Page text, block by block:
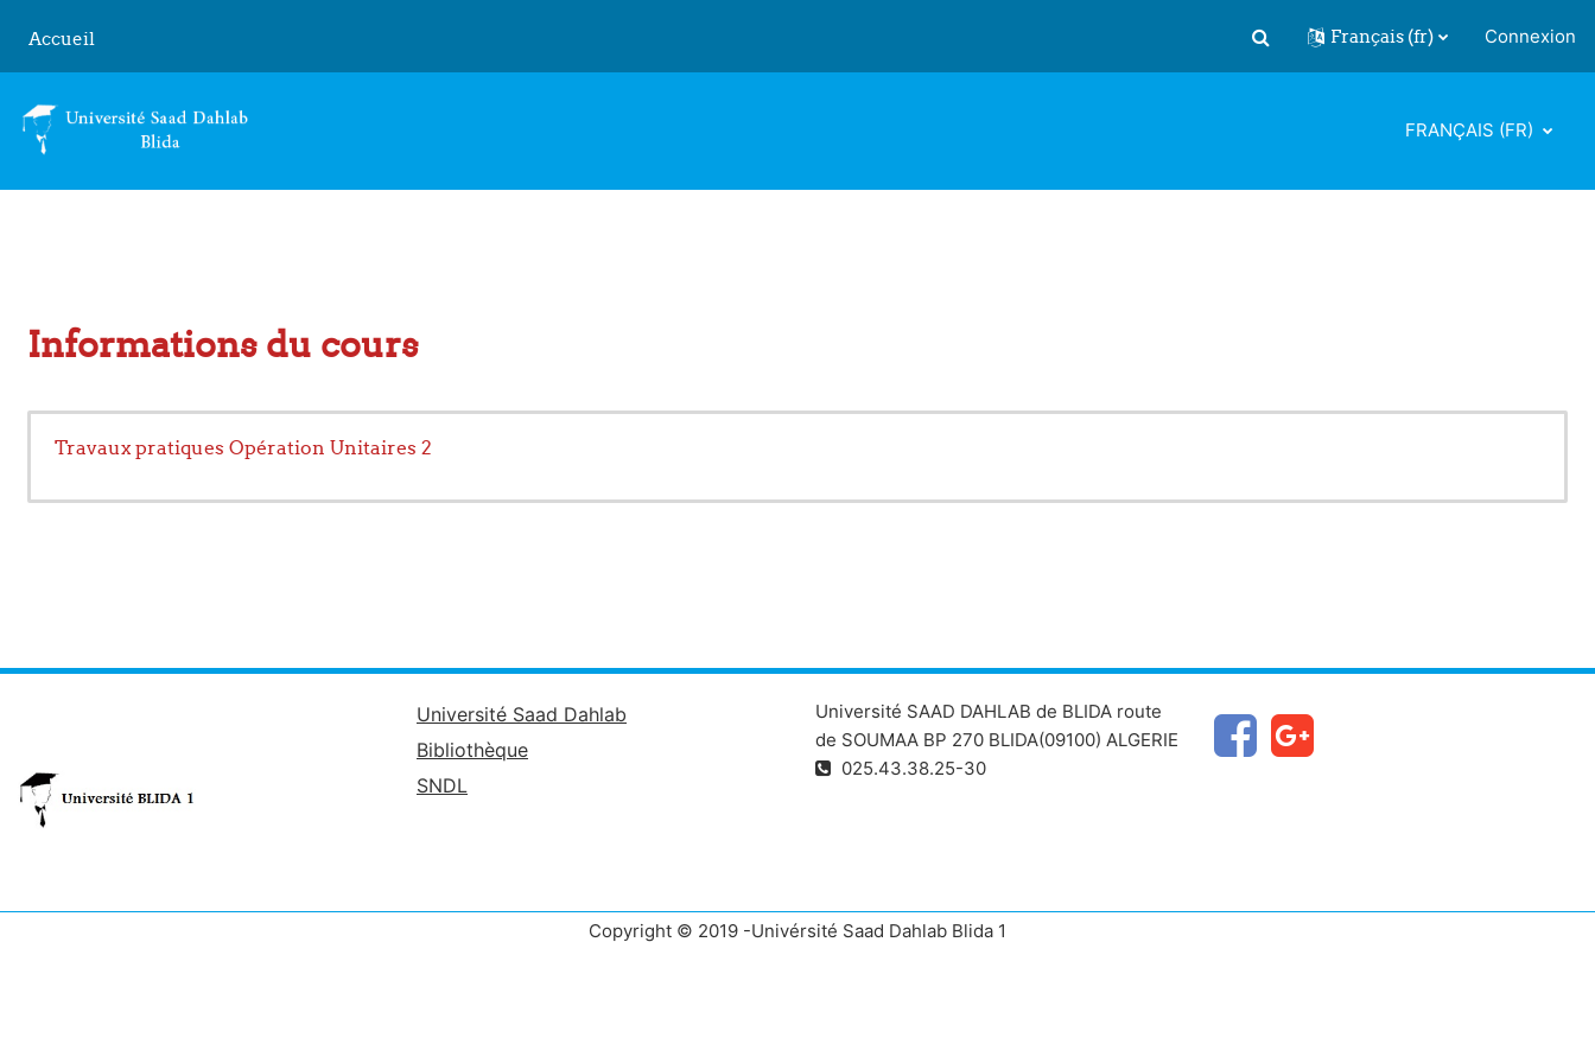
Accueil
Activer/désactiver la saisie de
Français ‎(fr)‎ Connexion
FRANÇAIS ‎(FR)‎
Informations du cours
Travaux pratiques Opération Unitaires 2
Université Saad Dahlab
Bibliothèque
SNDL
Université SAAD DAHLAB de BLIDA route
de SOUMAA BP 270 BLIDA(09100) ALGERIE
025.43.38.25-30
Copyright © 2019 -Univérsité Saad Dahlab Blida 1